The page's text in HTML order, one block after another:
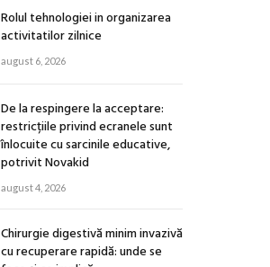
Rolul tehnologiei in organizarea
activitatilor zilnice
august 6, 2026
De la respingere la acceptare:
restricțiile privind ecranele sunt
înlocuite cu sarcinile educative,
potrivit Novakid
august 4, 2026
Chirurgie digestivă minim invazivă
cu recuperare rapidă: unde se